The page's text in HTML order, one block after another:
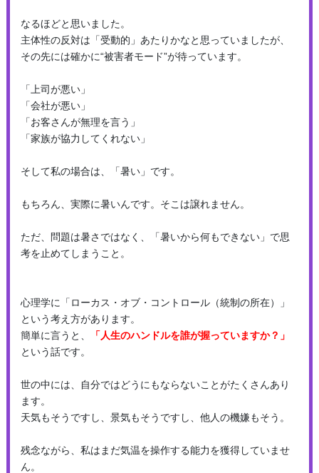
なるほどと思いました。
主体性の反対は「受動的」あたりかなと思っていましたが、
その先には確かに“被害者モード”が待っています。
「上司が悪い」
「会社が悪い」
「お客さんが無理を言う」
「家族が協力してくれない」
そして私の場合は、「暑い」です。
もちろん、実際に暑いんです。そこは譲れません。
ただ、問題は暑さではなく、「暑いから何もできない」で思
考を止めてしまうこと。
心理学に「ローカス・オブ・コントロール（統制の所在）」
という考え方があります。
簡単に言うと、
「人生のハンドルを誰が握っていますか？」
という話です。
世の中には、自分ではどうにもならないことがたくさんあり
ます。
天気もそうですし、景気もそうですし、他人の機嫌もそう。
残念ながら、私はまだ気温を操作する能力を獲得していませ
ん。